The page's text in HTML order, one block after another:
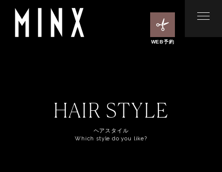
WEB予約
HAIR STYLE
ヘアスタイル
Which style do you like?